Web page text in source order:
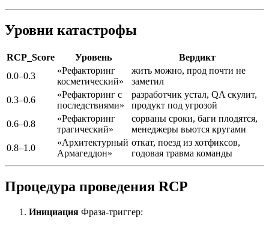
Уровни катастрофы
RCP_Score Уровень
Вердикт
0.0–0.3
«Рефакторинг
косметический»
жить можно, прод почти не
заметил
0.3–0.6
«Рефакторинг с
последствиями»
разработчик устал, QA скулит,
продукт под угрозой
0.6–0.8
«Рефакторинг
трагический»
сорваны сроки, баги плодятся,
менеджеры вьются кругами
0.8–1.0
«Архитектурный
Армагеддон»
откат, поезд из хотфиксов,
годовая травма команды
Процедура проведения RCP
Инициация Фраза-триггер: